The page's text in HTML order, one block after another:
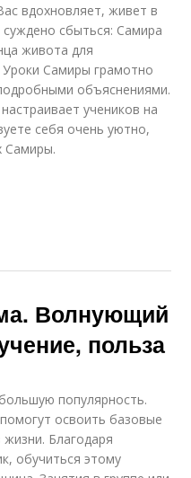
вдохновляет, живет в
сбыться: Самира
живота для
Самиры грамотно
объяснениями.
учеников на
себя очень уютно,
Самиры.
Волнующий
польза
популярность.
освоить базовые
Благодаря
обучиться этому